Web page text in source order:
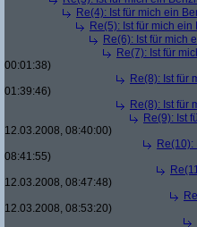
Re(4): Ist für mich ein
Re(5): Ist für mich
Re(6): Ist für mich
Re(7): Ist für
00:01:38)
Re(8): Ist für
01:39:46)
Re(8): Ist für
Re(9): Ist
12.03.2008, 08:40:00)
08:41:55)
12.03.2008, 08:47:48)
12.03.2008, 08:53:20)